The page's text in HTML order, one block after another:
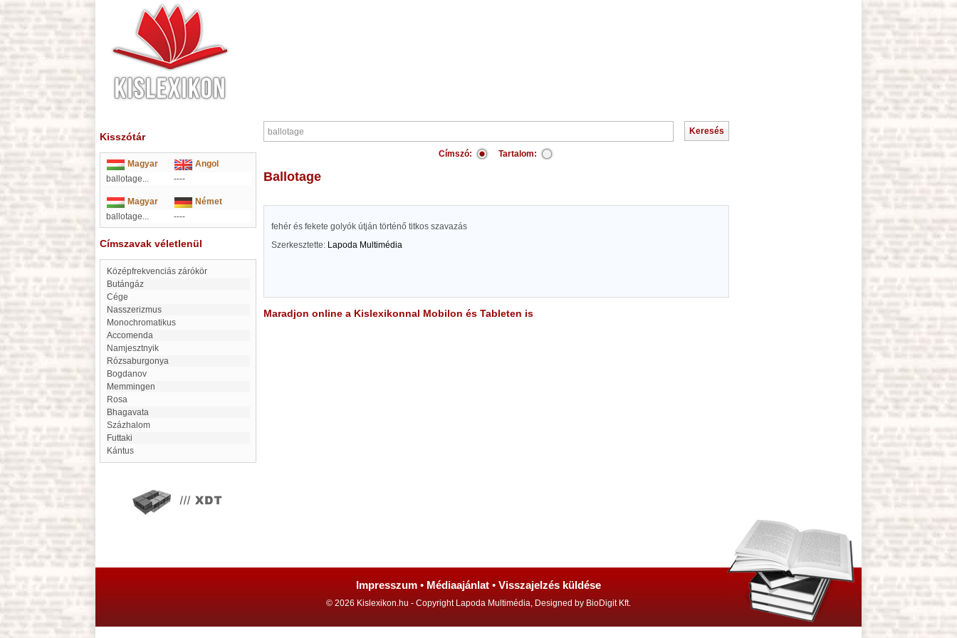
Kisszótár
Magyar
Angol
ballotage...
----
Magyar
Német
ballotage...
----
Címszavak véletlenül
középfrekvenciás zárókör
butángáz
Cége
nasszerizmus
monochromatikus
Accomenda
Namjesztnyik
Rózsaburgonya
Bogdanov
Memmingen
Rosa
Bhagavata
Százhalom
Futtaki
kántus
Címszó: Tartalom:
ballotage
fehér és fekete golyók útján történő titkos szavazás
Szerkesztette: Lapoda Multimédia
Maradjon online a Kislexikonnal Mobilon és Tableten is
Impresszum • Médiaajánlat • Visszajelzés küldése
© 2026 Kislexikon.hu - Copyright Lapoda Multimédia, Designed by BioDigit Kft.